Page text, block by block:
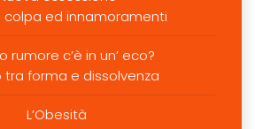
colpa ed innamoramenti
rumore c’è in un’ eco?
tra forma e dissolvenza
L’Obesità